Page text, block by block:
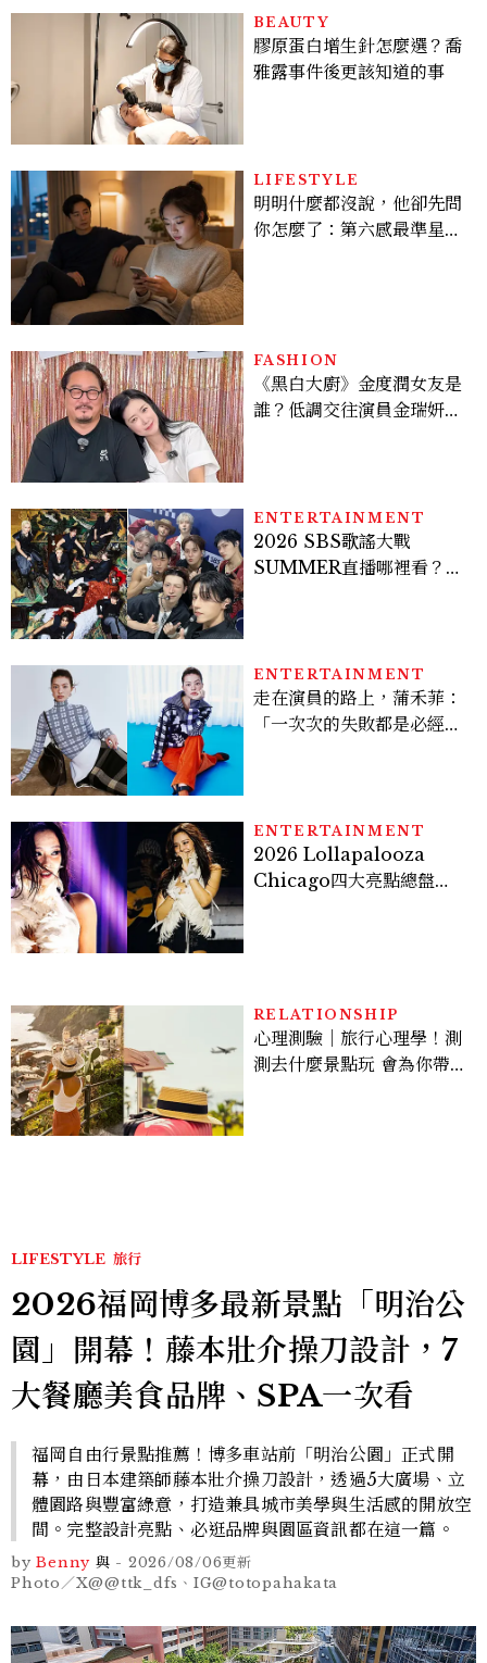
BEAUTY
膠原蛋白增生針怎麼選？喬
雅露事件後更該知道的事
LIFESTYLE
明明什麼都沒說，他卻先問
你怎麼了：第六感最準星座
FASHION
《黑白大廚》金度潤女友是
誰？低調交往演員金瑞妍、
ENTERTAINMENT
2026 SBS歌謠大戰
SUMMER直播哪裡看？
ENTERTAINMENT
走在演員的路上，蒲禾菲：
「一次次的失敗都是必經過
ENTERTAINMENT
2026 Lollapalooza
Chicago四大亮點總盤
RELATIONSHIP
心理測驗｜旅行心理學！測
測去什麼景點玩 會為你帶來
LIFESTYLE 旅行
2026福岡博多最新景點「明治公
園」開幕！藤本壯介操刀設計，7
大餐廳美食品牌、SPA一次看
福岡自由行景點推薦！博多車站前「明治公園」正式開
幕，由日本建築師藤本壯介操刀設計，透過5大廣場、立
體園路與豐富綠意，打造兼具城市美學與生活感的開放空
間。完整設計亮點、必逛品牌與園區資訊都在這一篇。
by Benny 與 - 2026/08/06更新
Photo／X@@ttk_dfs、IG@totopahakata